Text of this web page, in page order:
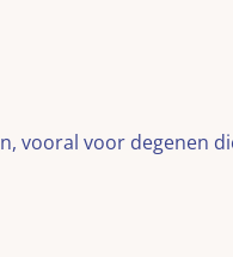
vooral voor degenen